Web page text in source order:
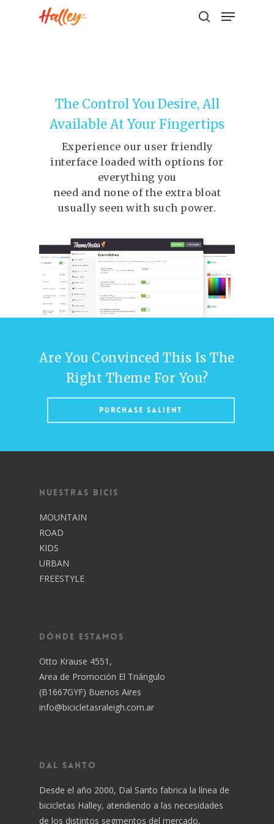
The Control You Desire, All
Available At Your Fingertips
Experience our user friendly
interface loaded with options for
everything you
need and none of the extra bloat
usually seen with such power.
Are You Convinced This Is The
Right Theme For You?
Purchase Salient
Nuestras Bicis
MOUNTAIN
ROAD
KIDS
URBAN
FREESTYLE
Dónde estamos
Otto Krause 4551,
Area de Promoción El Triángulo
(B1667GYF) Buenos Aires
info@bicicletasraleigh.com.ar
Dal Santo
Desde el año 2000, Dal Santo fabrica la línea de
bicicletas Halley, atendiendo a las necesidades
de los distintos segmentos del mercado,